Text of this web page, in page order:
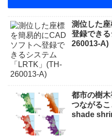
測位した
登録でき
260013-A)
都市の樹
つながる
shade